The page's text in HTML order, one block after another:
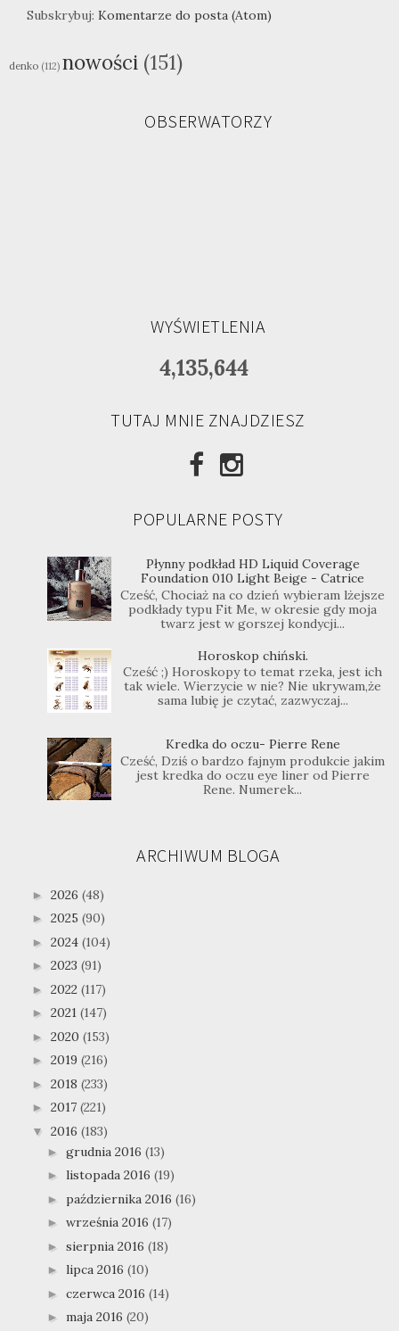
Subskrybuj: Komentarze do posta (Atom)
denko (112) nowości (151)
OBSERWATORZY
WYŚWIETLENIA
4,135,644
TUTAJ MNIE ZNAJDZIESZ
POPULARNE POSTY
Płynny podkład HD Liquid Coverage
Foundation 010 Light Beige - Catrice
Cześć, Chociaż na co dzień wybieram lżejsze
podkłady typu Fit Me, w okresie gdy moja
twarz jest w gorszej kondycji...
Horoskop chiński.
Cześć ;) Horoskopy to temat rzeka, jest ich
tak wiele. Wierzycie w nie? Nie ukrywam,że
sama lubię je czytać, zazwyczaj...
Kredka do oczu- Pierre Rene
Cześć, Dziś o bardzo fajnym produkcie jakim
jest kredka do oczu eye liner od Pierre
Rene. Numerek...
ARCHIWUM BLOGA
► 2026 (48)
► 2025 (90)
► 2024 (104)
► 2023 (91)
► 2022 (117)
► 2021 (147)
► 2020 (153)
► 2019 (216)
► 2018 (233)
► 2017 (221)
▼ 2016 (183)
► grudnia 2016 (13)
► listopada 2016 (19)
► października 2016 (16)
► września 2016 (17)
► sierpnia 2016 (18)
► lipca 2016 (10)
► czerwca 2016 (14)
► maja 2016 (20)